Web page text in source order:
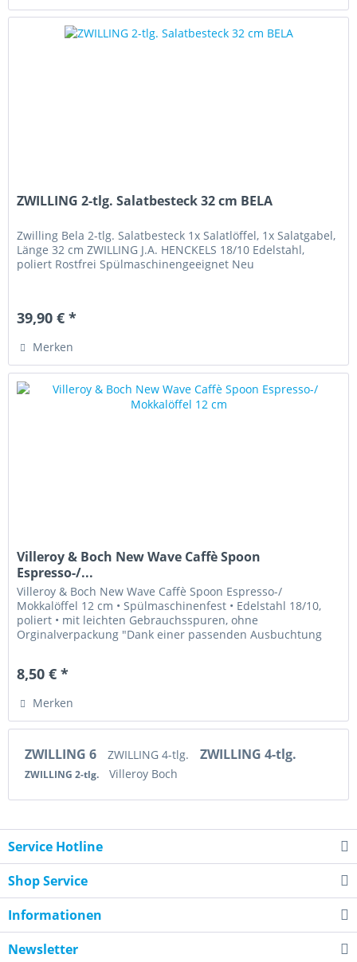
ZWILLING 2-tlg. Salatbesteck 32 cm BELA
Zwilling Bela 2-tlg. Salatbesteck 1x Salatlöffel, 1x Salatgabel,
Länge 32 cm ZWILLING J.A. HENCKELS 18/10 Edelstahl,
poliert Rostfrei Spülmaschinengeeignet Neu
39,90 € *
Merken
Villeroy & Boch New Wave Caffè Spoon
Espresso-/...
Villeroy & Boch New Wave Caffè Spoon Espresso-/
Mokkalöffel 12 cm • Spülmaschinenfest • Edelstahl 18/10,
poliert • mit leichten Gebrauchsspuren, ohne
Orginalverpackung "Dank einer passenden Ausbuchtung
8,50 € *
Merken
ZWILLING 6 ZWILLING 4-tlg. ZWILLING 4-tlg.
ZWILLING 2-tlg. Villeroy Boch
Service Hotline
Shop Service
Informationen
Newsletter